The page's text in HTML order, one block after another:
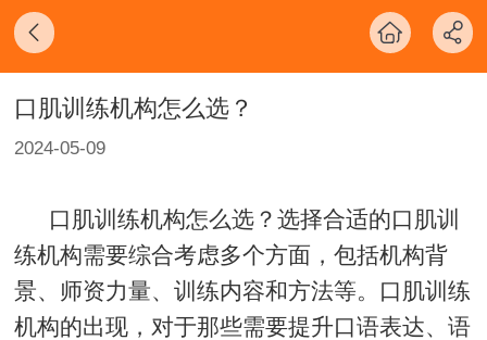
口肌训练机构怎么选？
2024-05-09
口肌训练机构怎么选？选择合适的口肌训
练机构需要综合考虑多个方面，包括机构背
景、师资力量、训练内容和方法等。口肌训练
机构的出现，对于那些需要提升口语表达、语